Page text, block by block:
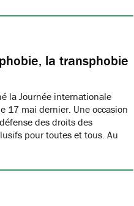
la transphobie
la Journée internationale
17 mai dernier. Une occasion
des droits des
pour toutes et tous. Au